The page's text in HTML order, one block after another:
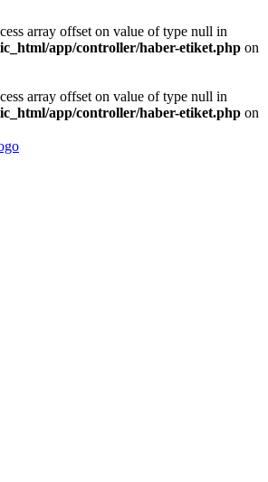
array offset on value of type null in
app/controller/haber-etiket.php on
array offset on value of type null in
app/controller/haber-etiket.php on